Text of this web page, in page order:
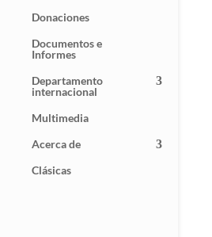
Donaciones
Documentos e
Informes
Departamento
internacional
Multimedia
Acerca de
Clásicas